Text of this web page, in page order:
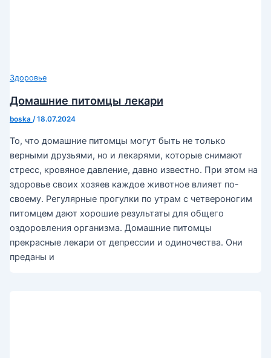
Здоровье
Домашние питомцы лекари
boska /18.07.2024
То, что домашние питомцы могут быть не только
верными друзьями, но и лекарями, которые снимают
стресс, кровяное давление, давно известно. При этом на
здоровье своих хозяев каждое животное влияет по-
своему. Регулярные прогулки по утрам с четвероногим
питомцем дают хорошие результаты для общего
оздоровления организма. Домашние питомцы
прекрасные лекари от депрессии и одиночества. Они
преданы и